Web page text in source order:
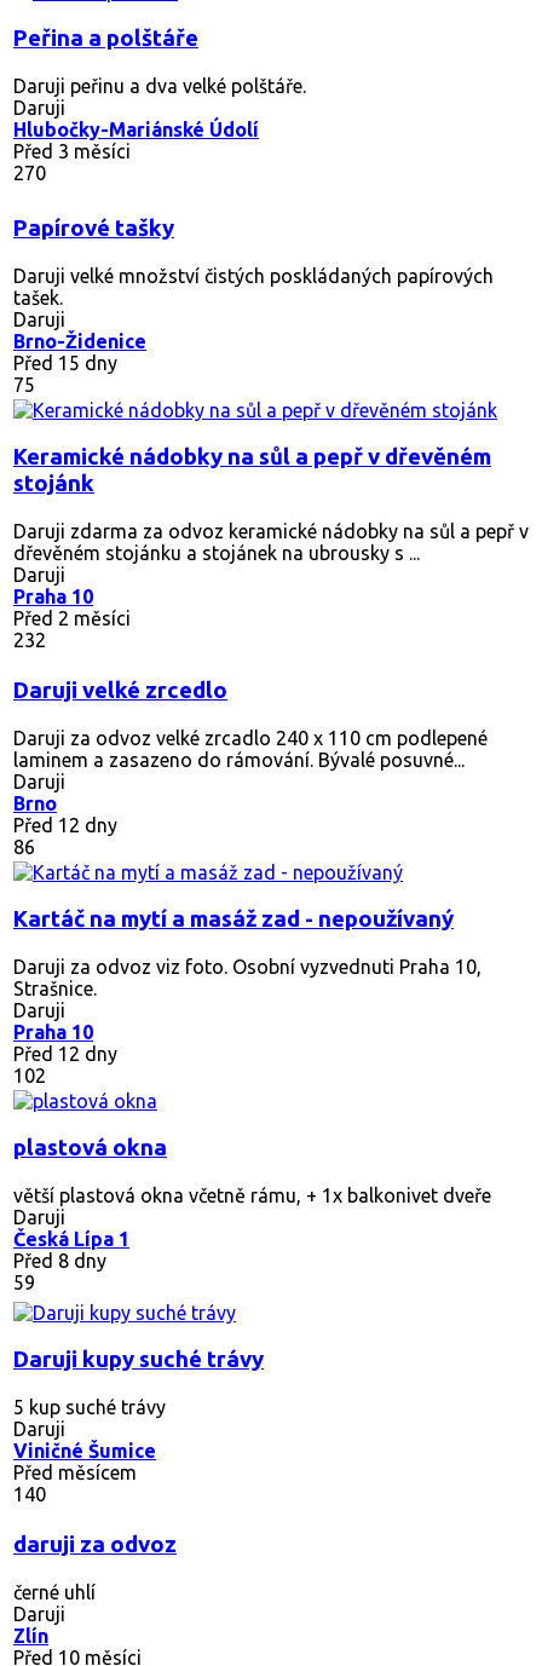
Peřina a polštáře
Daruji peřinu a dva velké polštáře.
Daruji
Hlubočky-Mariánské Údolí
Před 3 měsíci
270
Papírové tašky
Daruji velké množství čistých poskládaných papírových
tašek.
Daruji
Brno-Židenice
Před 15 dny
75
Keramické nádobky na sůl a pepř v dřevěném
stojánk
Daruji zdarma za odvoz keramické nádobky na sůl a pepř v
dřevěném stojánku a stojánek na ubrousky s ...
Daruji
Praha 10
Před 2 měsíci
232
Daruji velké zrcedlo
Daruji za odvoz velké zrcadlo 240 x 110 cm podlepené
laminem a zasazeno do rámování. Bývalé posuvné...
Daruji
Brno
Před 12 dny
86
Kartáč na mytí a masáž zad - nepoužívaný
Daruji za odvoz viz foto. Osobní vyzvednuti Praha 10,
Strašnice.
Daruji
Praha 10
Před 12 dny
102
plastová okna
větší plastová okna včetně rámu, + 1x balkonivet dveře
Daruji
Česká Lípa 1
Před 8 dny
59
Daruji kupy suché trávy
5 kup suché trávy
Daruji
Viničné Šumice
Před měsícem
140
daruji za odvoz
černé uhlí
Daruji
Zlín
Před 10 měsíci